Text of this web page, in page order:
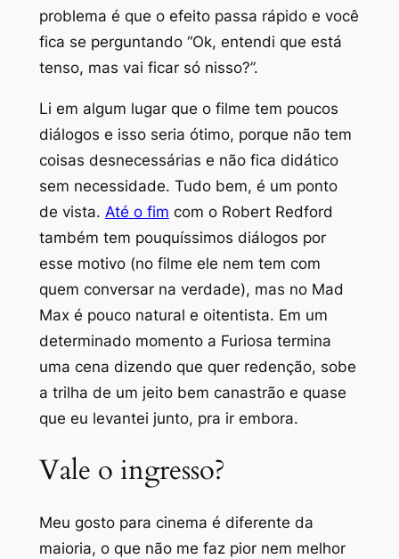
problema é que o efeito passa rápido e você
fica se perguntando “Ok, entendi que está
tenso, mas vai ficar só nisso?”.
Li em algum lugar que o filme tem poucos
diálogos e isso seria ótimo, porque não tem
coisas desnecessárias e não fica didático
sem necessidade. Tudo bem, é um ponto
de vista. Até o fim com o Robert Redford
também tem pouquíssimos diálogos por
esse motivo (no filme ele nem tem com
quem conversar na verdade), mas no Mad
Max é pouco natural e oitentista. Em um
determinado momento a Furiosa termina
uma cena dizendo que quer redenção, sobe
a trilha de um jeito bem canastrão e quase
que eu levantei junto, pra ir embora.
Vale o ingresso?
Meu gosto para cinema é diferente da
maioria, o que não me faz pior nem melhor